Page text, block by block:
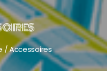
/Accessoires